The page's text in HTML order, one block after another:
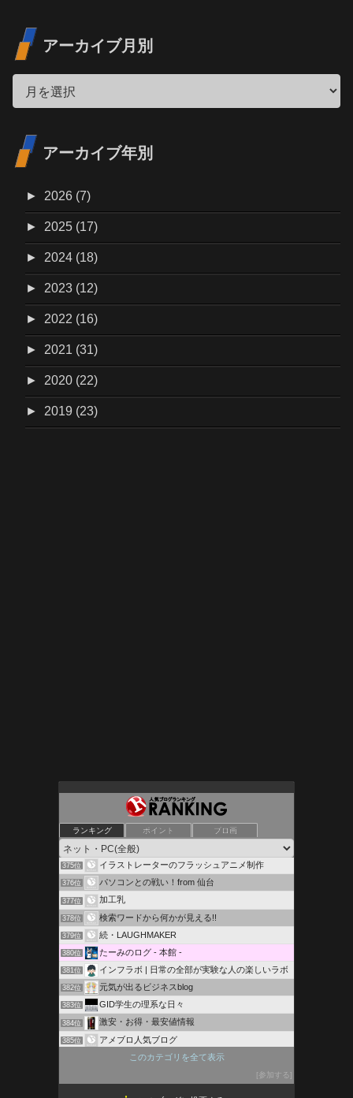
アーカイブ月別
アーカイブ年別
► 2026 (7)
► 2025 (17)
► 2024 (18)
► 2023 (12)
► 2022 (16)
► 2021 (31)
► 2020 (22)
► 2019 (23)
ランキング ポイント ブロ画
373位 中高年のセカンドステージとライフプラン
374位 発掘!ネットで豆知識
375位 イラストレーターのフラッシュアニメ制作
376位 パソコンとの戦い！from 仙台
377位 加工乳
378位 検索ワードから何かが見える!!
379位 続・LAUGHMAKER
380位 たーみのログ - 本館 -
381位 インフラボ | 日常の全部が実験な人の楽しいラボ
382位 元気が出るビジネスblog
383位 GID学生の理系な日々
384位 激安・お得・最安値情報
385位 アメブロ人気ブログ
知っとけば得するしゃもじのお勧め情報
このカテゴリを全て表示
参加する